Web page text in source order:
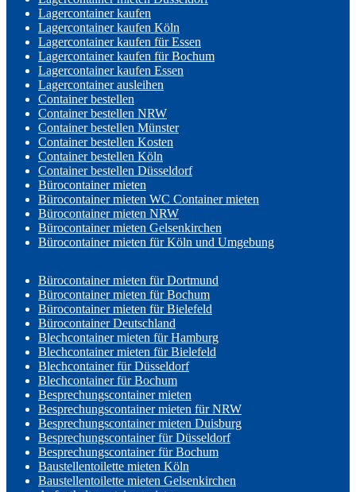
Lagercontainer kaufen
Lagercontainer kaufen Köln
Lagercontainer kaufen für Essen
Lagercontainer kaufen für Bochum
Lagercontainer kaufen Essen
Lagercontainer ausleihen
Container bestellen
Container bestellen NRW
Container bestellen Münster
Container bestellen Kosten
Container bestellen Köln
Container bestellen Düsseldorf
Bürocontainer mieten
Bürocontainer mieten WC Container mieten
Bürocontainer mieten NRW
Bürocontainer mieten Gelsenkirchen
Bürocontainer mieten für Köln und Umgebung
Bürocontainer mieten für Dortmund
Bürocontainer mieten für Bochum
Bürocontainer mieten für Bielefeld
Bürocontainer Deutschland
Blechcontainer mieten für Hamburg
Blechcontainer mieten für Bielefeld
Blechcontainer für Düsseldorf
Blechcontainer für Bochum
Besprechungscontainer mieten
Besprechungscontainer mieten für NRW
Besprechungscontainer mieten Duisburg
Besprechungscontainer für Düsseldorf
Besprechungscontainer für Bochum
Baustellentoilette mieten Köln
Baustellentoilette mieten Gelsenkirchen